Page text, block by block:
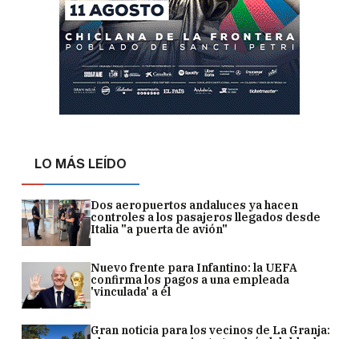
LO MÁS LEÍDO
Dos aeropuertos andaluces ya hacen
controles a los pasajeros llegados desde
Italia "a puerta de avión"
Nuevo frente para Infantino: la UEFA
confirma los pagos a una empleada
'vinculada' a él
Gran noticia para los vecinos de La Granja: